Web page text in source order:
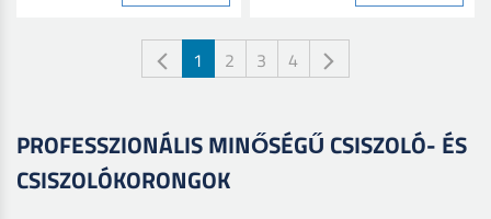
1 2 3 4
PROFESSZIONÁLIS MINŐSÉGŰ CSISZOLÓ- ÉS
CSISZOLÓKORONGOK